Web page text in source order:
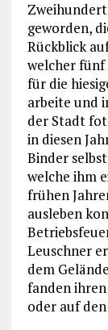
geworden,
Rückblick
welcher fünf
für die
arbeite und
der Stadt
in diesen
Binder
welche ihm
frühen
ausleben
Leuschner
dem
fanden
oder auf